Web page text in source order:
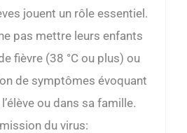
jouent un rôle essentiel.
pas mettre leurs enfants
fièvre (38 °C ou plus) ou
de symptômes évoquant
ou dans sa famille.
du virus: